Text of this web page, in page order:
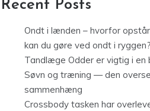
Recent Posts
Ondt i lænden – hvorfor
kan du gøre ved ondt i ryggen?
Tandlæge Odder er vigtig i
Søvn og træning — den
sammenhæng
Crossbody tasken har